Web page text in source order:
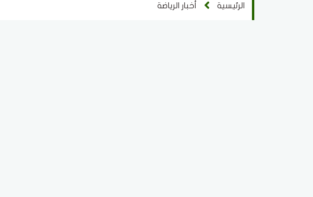
الرئيسية أخبار الرياضة